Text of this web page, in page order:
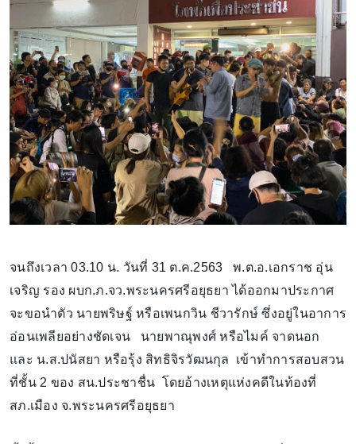
จนถึงเวลา 03.10 น. วันที่ 31 ต.ค.2563 พ.ต.อ.เอกราช อุ่น
เจริญ รอง ผบก.ภ.จว.พระนครศรีอยุธยา ได้ออกมาประกาศ
จะขอนำตัว นายพริษฐ์ หรือเพนกวิน ชีวารักษ์ ซึ่งอยู่ในอาการ
อ่อนเพลียอย่างชัดเจน นายพาณุพงศ์ หรือไมค์ จาดนอก
และ น.ส.ปนัสยา หรือรุ้ง สิทธิจิรวัฒนกุล เข้าทำการสอบสวน
ที่ชั้น 2 ของ สน.ประชาชื่น โดยอ้างเหตุแห่งคดีในท้องที่
สภ.เมือง จ.พระนครศรีอยุธยา